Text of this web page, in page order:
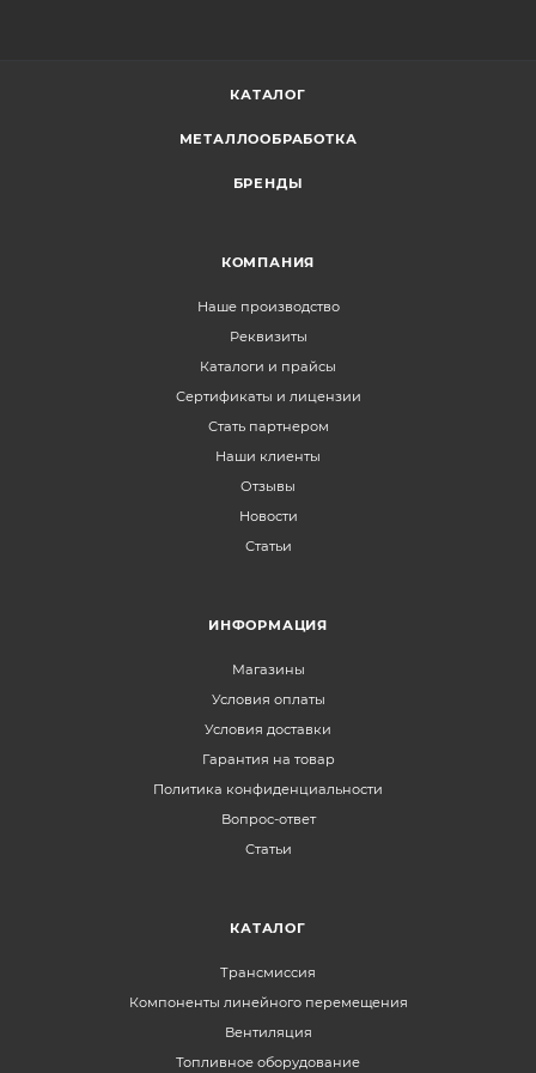
КАТАЛОГ
МЕТАЛЛООБРАБОТКА
БРЕНДЫ
КОМПАНИЯ
Наше производство
Реквизиты
Каталоги и прайсы
Сертификаты и лицензии
Стать партнером
Наши клиенты
Отзывы
Новости
Статьи
ИНФОРМАЦИЯ
Магазины
Условия оплаты
Условия доставки
Гарантия на товар
Политика конфиденциальности
Вопрос-ответ
Статьи
КАТАЛОГ
Трансмиссия
Компоненты линейного перемещения
Вентиляция
Топливное оборудование